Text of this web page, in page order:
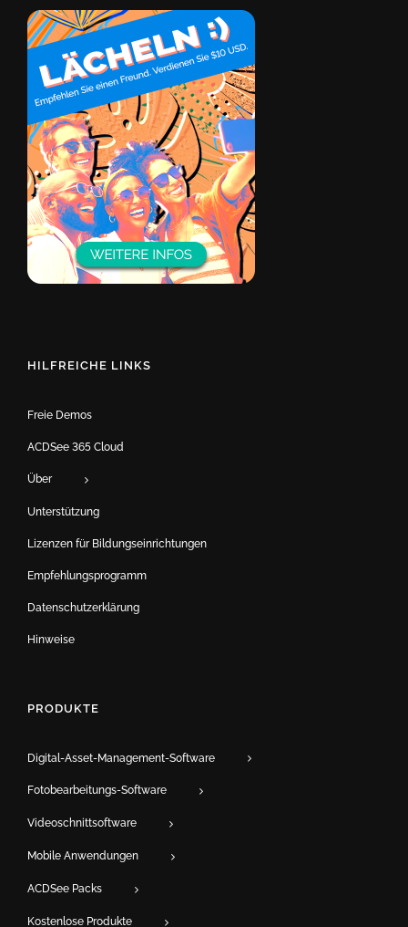
HILFREICHE LINKS
Freie Demos
ACDSee 365 Cloud
Über
Unterstützung
Lizenzen für Bildungseinrichtungen
Empfehlungsprogramm
Datenschutzerklärung
Hinweise
PRODUKTE
Digital-Asset-Management-Software
Fotobearbeitungs-Software
Videoschnittsoftware
Mobile Anwendungen
ACDSee Packs
Kostenlose Produkte